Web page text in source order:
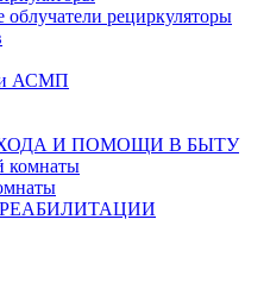
рециркуляторы
АСМП
И ПОМОЩИ В БЫТУ
комнаты